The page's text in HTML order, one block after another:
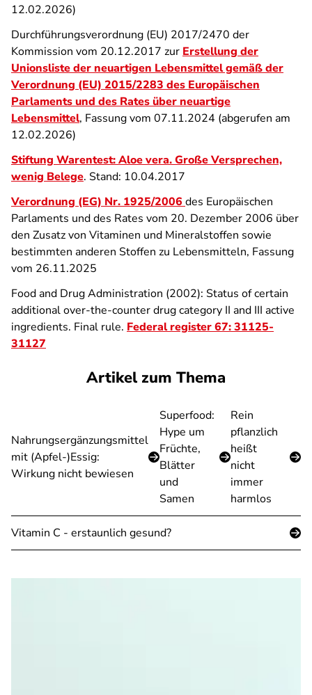
12.02.2026)
Durchführungsverordnung (EU) 2017/2470 der
Kommission vom 20.12.2017 zur Erstellung der
Unionsliste der neuartigen Lebensmittel gemäß der
Verordnung (EU) 2015/2283 des Europäischen
Parlaments und des Rates über neuartige
Lebensmittel, Fassung vom 07.11.2024 (abgerufen am
12.02.2026)
Stiftung Warentest: Aloe vera. Große Versprechen,
wenig Belege. Stand: 10.04.2017
Verordnung (EG) Nr. 1925/2006 des Europäischen
Parlaments und des Rates vom 20. Dezember 2006 über
den Zusatz von Vitaminen und Mineralstoffen sowie
bestimmten anderen Stoffen zu Lebensmitteln, Fassung
vom 26.11.2025
Food and Drug Administration (2002): Status of certain
additional over-the-counter drug category II and III active
ingredients. Final rule. Federal register 67: 31125-
31127
Artikel zum Thema
Nahrungsergänzungsmittel
mit (Apfel-)Essig:
Wirkung nicht bewiesen
Superfood:
Hype um
Früchte,
Blätter
und
Samen
Rein
pflanzlich
heißt
nicht
immer
harmlos
Vitamin C - erstaunlich gesund?